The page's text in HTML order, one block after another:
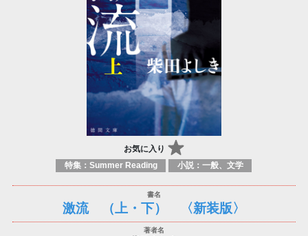
お気に入り
特集：Summer Reading 小説：一般、文学
激流 （上・下） 〈新装版〉